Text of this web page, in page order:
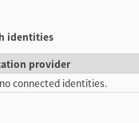
identities
provider
connected identities.